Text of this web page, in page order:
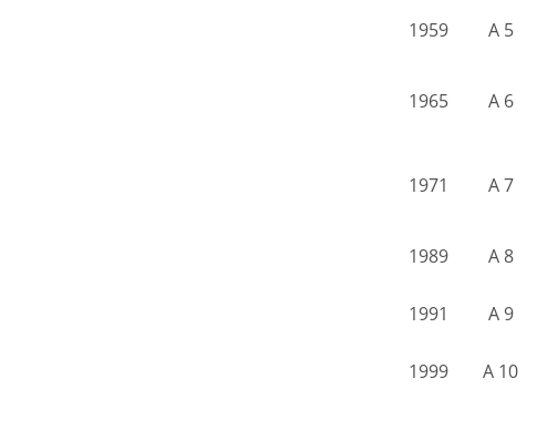
1959
A 5
1965 A 6
1971 A 7
1989 A 8
1991
A 9
1999 A 10